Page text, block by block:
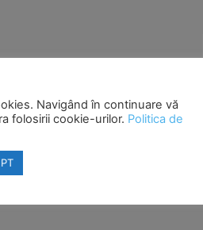
Navigând în continuare vă
folosirii cookie-urilor. Politica de